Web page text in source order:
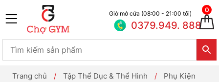
Giờ mở cửa (08:00 - 21:00 tối)
0379.949. 888
0
Trang chủ / Tập Thể Dục & Thể Hình /
Phụ Kiện